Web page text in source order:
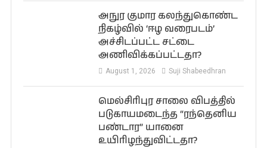
அநுர குமார கலந்துகொண்ட
நிகழ்வில் ‘ஈழ வரைபடம்’
அச்சிடப்பட்ட சட்டை
அணிவிக்கப்பட்டதா?
August 1, 2026 Suji Shabeedhran
மெல்சிரிபுர சாலை விபத்தில்
படுகாயமடைந்த “ரந்தெனிய
பண்டார” யானை
உயிரிழந்துவிட்டதா?